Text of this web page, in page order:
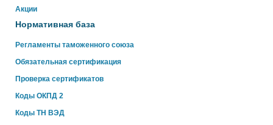
Акции
Нормативная база
Регламенты таможенного союза
Обязательная сертификация
Проверка сертификатов
Коды ОКПД 2
Коды ТН ВЭД